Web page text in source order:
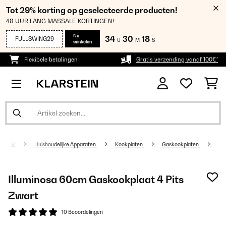
Tot 29% korting op geselecteerde producten!
48 UUR LANG MASSALE KORTINGEN!
FULLSWING29
Nu
winkelen
34 U 30 M 18 S
Flexibele betalingen Gratis verzending vanaf 100€*
Huishoudelijke Apparaten Kookplaten Gaskookplaten
Illuminosa 60cm Gaskookplaat 4 Pits
Zwart
10 Beoordelingen